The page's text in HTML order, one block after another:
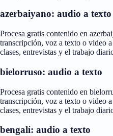
azerbaiyano: audio a texto
Procesa gratis contenido en
transcripción, voz a texto o video
clases, entrevistas y el trabajo
bielorruso: audio a texto
Procesa gratis contenido en
transcripción, voz a texto o video
clases, entrevistas y el trabajo
bengalí: audio a texto